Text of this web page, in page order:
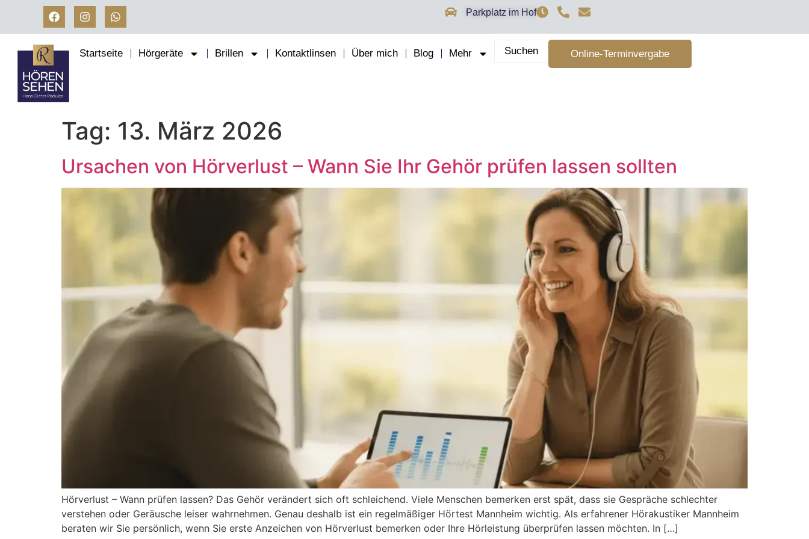
Parkplatz im Hof
Startseite Hörgeräte Brillen Kontaktlinsen Über mich Blog Mehr Online-Terminvergabe
Tag: 13. März 2026
Ursachen von Hörverlust – Wann Sie Ihr Gehör prüfen lassen sollten
Hörverlust – Wann prüfen lassen? Das Gehör verändert sich oft schleichend. Viele Menschen bemerken erst spät, dass sie Gespräche schlechter
verstehen oder Geräusche leiser wahrnehmen. Genau deshalb ist ein regelmäßiger Hörtest Mannheim wichtig. Als erfahrener Hörakustiker Mannheim
beraten wir Sie persönlich, wenn Sie erste Anzeichen von Hörverlust bemerken oder Ihre Hörleistung überprüfen lassen möchten. In […]